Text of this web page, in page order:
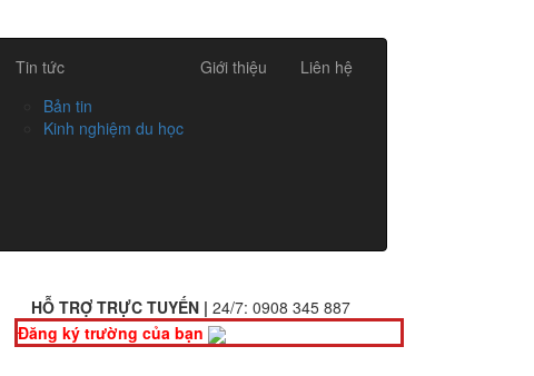
Tin tức
Bản tin
Kinh nghiệm du học
Giới thiệu Liên hệ
HỖ TRỢ TRỰC TUYẾN | 24/7: 0908 345 887
Đăng ký trường của bạn